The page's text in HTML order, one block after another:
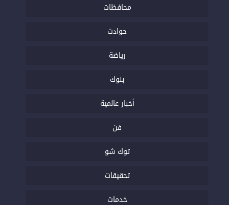
محافظات
حوادث
رياضة
بنوك
أخبار عالمية
فن
توك شو
تحقيقات
خدمات